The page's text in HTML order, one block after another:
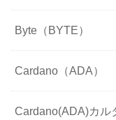
Byte（BYTE）
Cardano（ADA）
Cardano(ADA)カル